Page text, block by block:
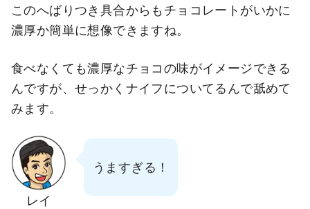
このへばりつき具合からもチョコレートがいかに
濃厚か簡単に想像できますね。
食べなくても濃厚なチョコの味がイメージできる
んですが、せっかくナイフについてるんで舐めて
みます。
レイ
うますぎる！